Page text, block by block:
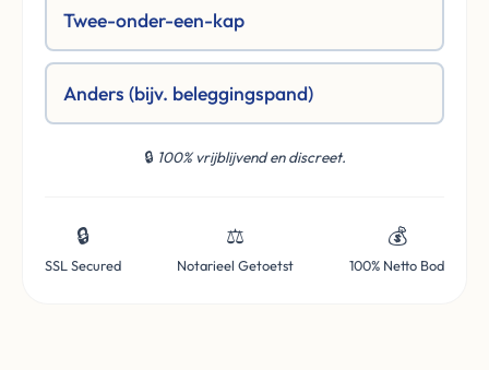
Twee-onder-een-kap
Anders (bijv. beleggingspand)
🔒 100% vrijblijvend en discreet.
🔒
SSL Secured
⚖️
Notarieel Getoetst
💰
100% Netto Bod